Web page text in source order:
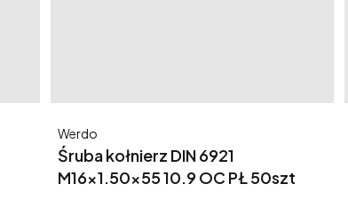
Śruba kołnierz DIN 6921
M16x1.50x55 10.9 OC PŁ 50szt
Producent
Werdo